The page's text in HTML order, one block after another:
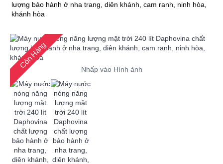
lượng bảo hành ở nha trang, diên khánh, cam ranh, ninh hòa,
khánh hòa
Còn Hàng Nhấp vào Hình ảnh